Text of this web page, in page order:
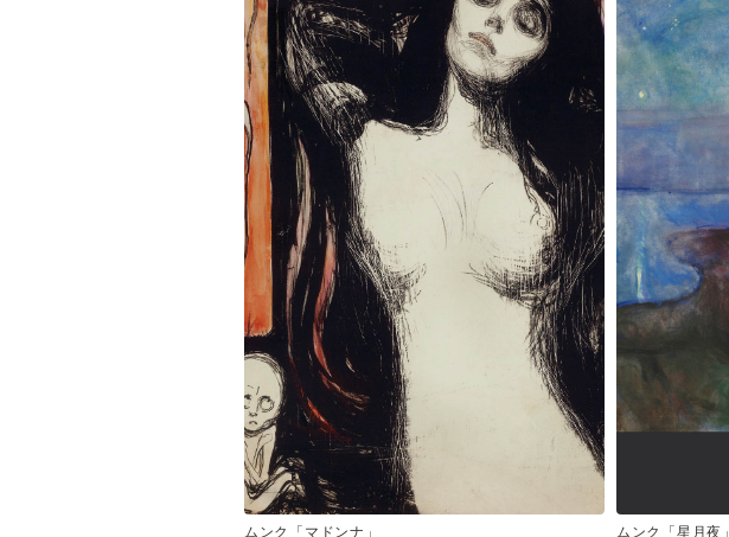
ムンク「マドンナ」 ムンク「星月夜」